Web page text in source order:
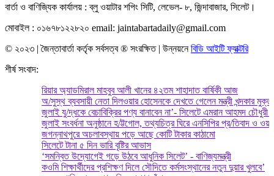
বার্তা ও বাণিজ্যিক কার্যালয় : ব্লু ওয়াটার শপিং সিটি, লেভেল- ৮, জিন্দাবাজার, সিলেট।
মোবাইল : ০১৬৭৮১২২৮২০ email: jaintabartadaily@gmail.com
© ২০২৩ | জৈন্তাবার্তা কর্তৃক সর্বসত্ব ® সংরক্ষিত | উন্নয়নেবিডি আইটি ফ্যাক্টরি
শীর্ষ সংবাদ:
রিয়ার অ্যাডমিরাল মাহবুব আলী খানের ৪২তম শাহাদাত বার্ষিকী আজ
অ/সুস্থ ব্যবসায়ী নেতা দিলওয়ার হোসেনকে দেখতে গেলেন মন্ত্রী খন্দকার মুক্তাদির
জুলাই যু/দ্ধকে বেচাবিক্রির পণ্য বানাবেন না’- সিলেটে এমরান আহমদ চৌধুরী এমপি
জুলাই সংবর্ধনা অনুষ্ঠানে হ/ট্টগোল, তথ্যচিত্র ঘিরে এনসিপির প্র/তিবাদ ও ওয়া/
জগন্নাথপুরে অচলাবস্থায় পড়ে আছে কোটি টাকার কাঠামো
সিলেটে টানা ৫ দিন ভারি বৃষ্টির আভাস
‘সমন্বিত উদ্যোগেই গড়ে উঠবে আধুনিক সিলেট’ - বাণিজ্যমন্ত্রী
কওমি শিক্ষার্থীদের প্রশিক্ষণ দিলে সৌদিতে কর্মসংস্থানের নতুন দুয়ার খুলবে’